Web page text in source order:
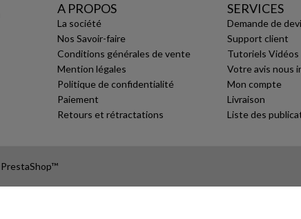
A PROPOS
La société
Nos Savoir-faire
Conditions générales de vente
Mention légales
Politique de confidentialité
Paiement
Retours et rétractations
SERVICES
Demande de
Support client
Tutoriels Vidéos
Votre avis nous
Mon compte
Livraison
Liste des